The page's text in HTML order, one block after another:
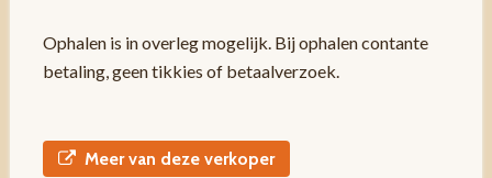
Ophalen is in overleg mogelijk. Bij ophalen contante
betaling, geen tikkies of betaalverzoek.
Meer van deze verkoper